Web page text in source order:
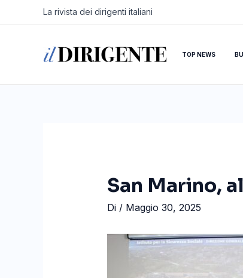
La rivista dei dirigenti italiani
TOP NEWS
San Marino,
Di / Maggio 30, 2025
Navigazione